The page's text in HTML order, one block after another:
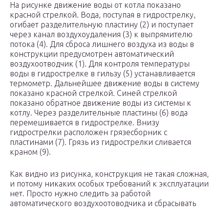
На рисунке движение воды от котла показано
красной стрелкой. Вода, поступая в гидрострелку,
огибает разделительную пластину (2) и поступает
через канал воздухоудаления (3) к выпрямителю
потока (4). Для сброса лишнего воздуха из воды в
конструкции предусмотрен автоматический
воздухоотводчик (1). Для контроля температуры
воды в гидрострелке в гильзу (5) устанавливается
термометр. Дальнейшее движение воды в систему
показано красной стрелкой. Синей стрелкой
показано обратное движение воды из системы к
котлу. Через разделительные пластины (6) вода
перемешивается в гидрострелке. Внизу
гидрострелки расположен грязесборник с
пластинами (7). Грязь из гидрострелки сливается
краном (9).
Как видно из рисунка, конструкция не такая сложная,
и потому никаких особых требований к эксплуатации
нет. Просто нужно следить за работой
автоматического воздухоотоводчика и сбрасывать